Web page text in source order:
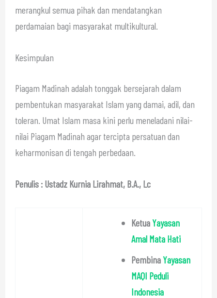
merangkul semua pihak dan mendatangkan
perdamaian bagi masyarakat multikultural.
Kesimpulan
Piagam Madinah adalah tonggak bersejarah dalam
pembentukan masyarakat Islam yang damai, adil, dan
toleran. Umat Islam masa kini perlu meneladani nilai-
nilai Piagam Madinah agar tercipta persatuan dan
keharmonisan di tengah perbedaan.
Penulis : Ustadz Kurnia Lirahmat, B.A., Lc
Ketua Yayasan
Amal Mata Hati
Pembina Yayasan
MAQI Peduli
Indonesia